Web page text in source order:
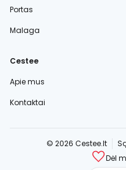
Portas
Malaga
Cestee
Apie mus
Kontaktai
© 2026 Cestee.lt
Dėl